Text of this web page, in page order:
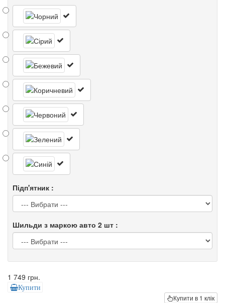
Підп'ятник :
Шильди з маркою авто 2 шт :
1 749 грн.
Купити
Купити в 1 клік